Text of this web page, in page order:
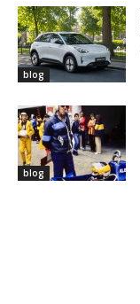
blog
blog